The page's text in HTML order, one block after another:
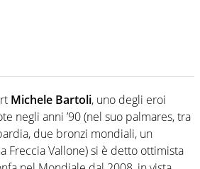
Michele Bartoli, uno degli eroi
negli anni ’90 (nel suo palmares, tra
due bronzi mondiali, un
Freccia Vallone) si è detto ottimista